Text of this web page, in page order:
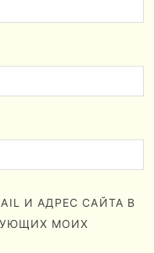
И АДРЕС САЙТА В
МОИХ